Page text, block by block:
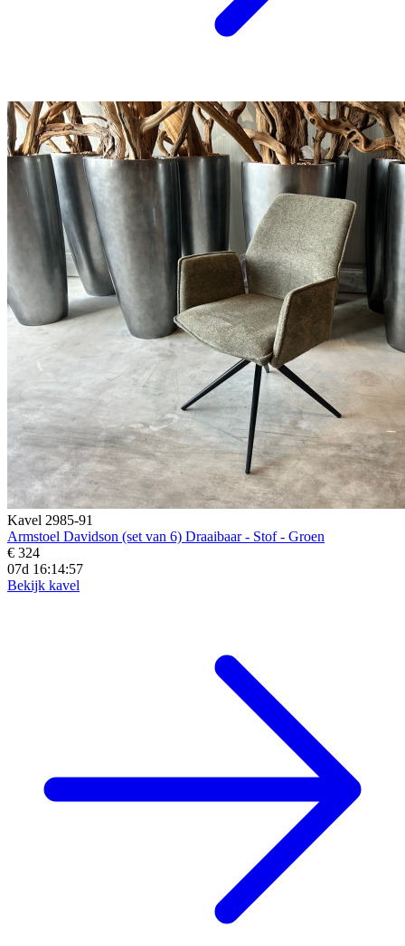
Kavel 2985-91
Armstoel Davidson (set van 6) Draaibaar - Stof - Groen
€ 324
07d 16:14:56
Bekijk kavel